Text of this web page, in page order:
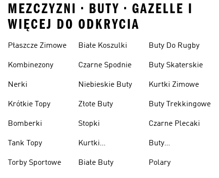
MEZCZYZNI • BUTY • GAZELLE I
WIĘCEJ DO ODKRYCIA
Płaszcze Zimowe
Kombinezony
Nerki
Krótkie Topy
Bomberki
Tank Topy
Torby Sportowe
Białe Koszulki
Czarne Spodnie
Niebieskie Buty
Złote Buty
Stopki
Kurtki
Białe Buty
Buty Do Rugby
Buty Skaterskie
Kurtki Zimowe
Buty Trekkingowe
Czarne Plecaki
Buty
Polary